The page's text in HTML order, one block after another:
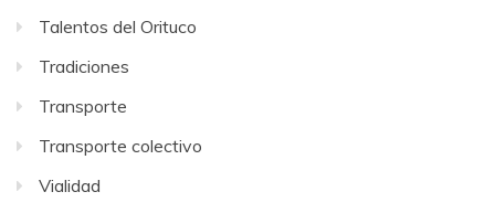
Talentos del Orituco
Tradiciones
Transporte
Transporte colectivo
Vialidad